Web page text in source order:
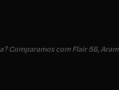
Comparamos com Flair 58, Aram